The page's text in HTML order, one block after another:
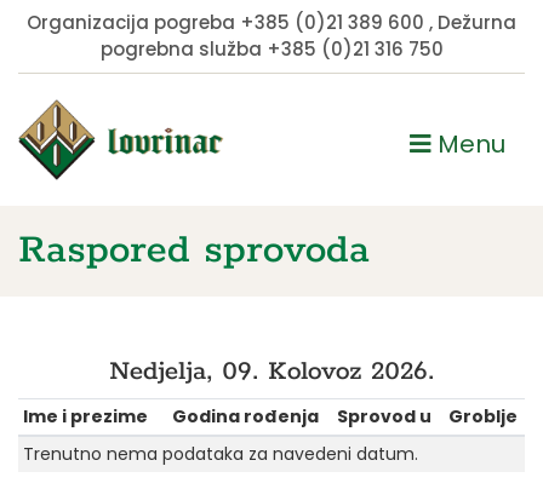
Organizacija pogreba +385 (0)21 389 600 , Dežurna
pogrebna služba +385 (0)21 316 750
Menu
Raspored sprovoda
Nedjelja, 09. Kolovoz 2026.
Ime i prezime Godina rođenja Sprovod u
Groblje
Trenutno nema podataka za navedeni datum.